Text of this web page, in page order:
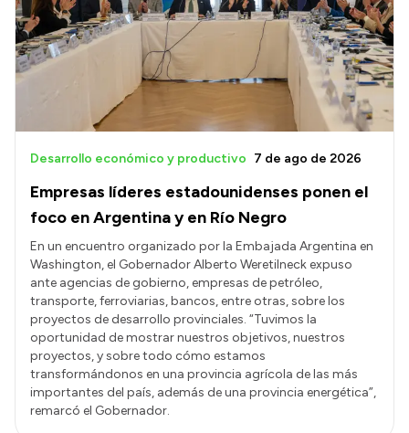
Generación y Riego SAU
Presupuesto
Boletín Oficial
Compras y licitaciones
Consulta de expedientes
Consulta de pago a proveedores
Convocatorias
Intranet
Login
Empresas líderes estadounidenses ponen el
foco en Argentina y en Río Negro
Desarrollo económico y productivo 7 de ago de 2026
En un encuentro organizado por la Embajada Argentina en
Washington, el Gobernador Alberto Weretilneck expuso
ante agencias de gobierno, empresas de petróleo,
transporte, ferroviarias, bancos, entre otras, sobre los
proyectos de desarrollo provinciales. “Tuvimos la
oportunidad de mostrar nuestros objetivos, nuestros
proyectos, y sobre todo cómo estamos
transformándonos en una provincia agrícola de las más
importantes del país, además de una provincia energética”,
remarcó el Gobernador.